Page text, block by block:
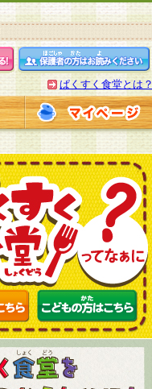
ぱくすく食堂とは？